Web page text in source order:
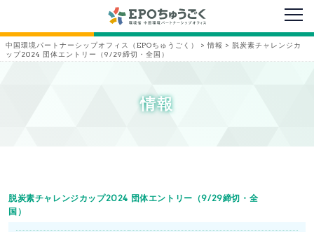
メニ
中国環境パートナーシップオフィス（EPOちゅうごく） > 情報 > 脱炭素チャレンジカ
ップ2024 団体エントリー（9/29締切・全国）
情報
脱炭素チャレンジカップ2024 団体エントリー（9/29締切・全
国）